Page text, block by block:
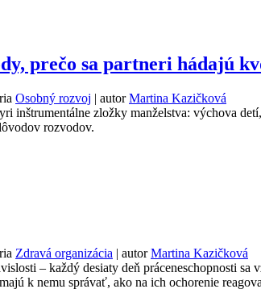
prečo sa partneri hádajú
Osobný rozvoj | autor Martina Kazičková
inštrumentálne zložky manželstva: výchova
rozvodov.
Zdravá organizácia | autor Martina Kazičková
– každý desiaty deň práceneschopnosti
k nemu správať, ako na ich ochorenie